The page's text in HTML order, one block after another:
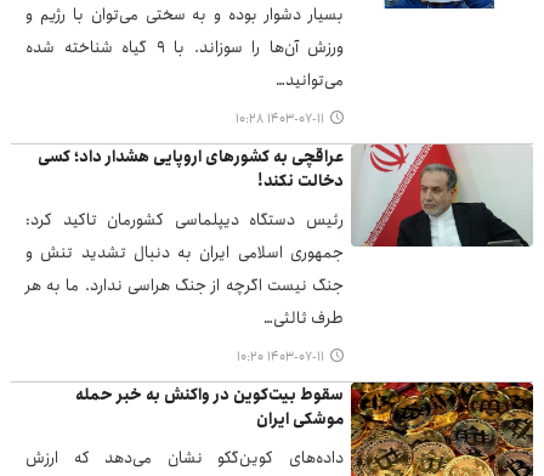
بسیار دشوار بوده و به سختی می‌توان با رژیم و
ورزش آن‌ها را سوزاند. با ۹ گیاه شناخته شده
می‌توانید…
۱۴۰۳-۰۷-۱۱ ۱۰:۲۸
عراقچی به کشورهای اروپایی هشدار داد؛ کسی
دخالت نکند!
رئیس دستگاه دیپلماسی کشورمان تاکید کرد:
جمهوری اسلامی ایران به دنبال تشدید تنش و
جنگ نیست اگرچه از جنگ هراسی ندارد. ما به هر
طرف ثالثی…
۱۴۰۳-۰۷-۱۱ ۱۰:۲۰
سقوط بیت‌کوین در واکنش به خبر حمله
موشکی ایران
داده‌های کوین‌گکو نشان می‌دهد که ارزش